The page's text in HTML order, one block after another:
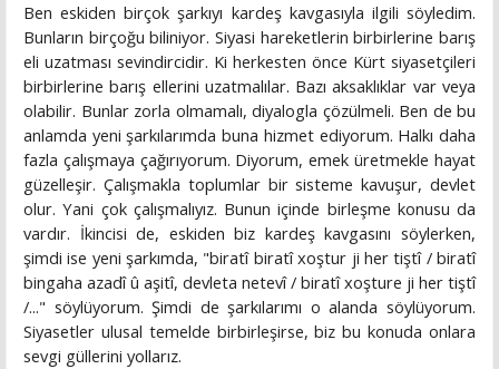
Ben eskiden birçok şarkıyı kardeş kavgasıyla ilgili söyledim.
Bunların birçoğu biliniyor. Siyasi hareketlerin birbirlerine barış
eli uzatması sevindircidir. Ki herkesten önce Kürt siyasetçileri
birbirlerine barış ellerini uzatmalılar. Bazı aksaklıklar var veya
olabilir. Bunlar zorla olmamalı, diyalogla çözülmeli. Ben de bu
anlamda yeni şarkılarımda buna hizmet ediyorum. Halkı daha
fazla çalışmaya çağırıyorum. Diyorum, emek üretmekle hayat
güzelleşir. Çalışmakla toplumlar bir sisteme kavuşur, devlet
olur. Yani çok çalışmalıyız. Bunun içinde birleşme konusu da
vardır. İkincisi de, eskiden biz kardeş kavgasını söylerken,
şimdi ise yeni şarkımda, "biratî biratî xoştur ji her tiştî / biratî
bingaha azadî û aşitî, devleta netevî / biratî xoşture ji her tiştî
/..." söylüyorum. Şimdi de şarkılarımı o alanda söylüyorum.
Siyasetler ulusal temelde birbirleşirse, biz bu konuda onlara
sevgi güllerini yollarız.